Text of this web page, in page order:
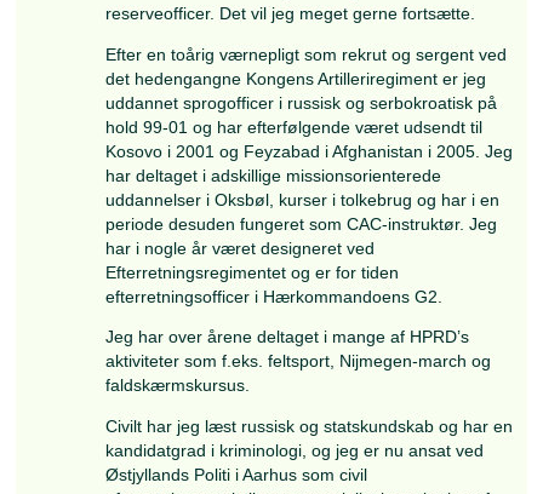
”Terrorangrebets psykologi”.
Privat bor jeg i Kolding og er gift med Birgitte.
udeboende sønner i Aarhus. Som bijob
månedlige dansefester i Sydjylland.
Hovedbestyrelsen anbefaler genvalg
Kaptajn-R Lars Vasegaard
Jeg søger genvalg til Hovedbestyrelsen for at
Sprogofficerskorpset fortsat er repræsenteret
af Reservens vigtigste interesseorganisation.
årtier har sprogofficererne været en særdeles
af reserveofficerskorpset i forhold til
uddannelse, inspektioner, tolkeopgaver og
andet, og det er derfor naturligt, at
fortsat er direkte repræsenteret i HPRD’s